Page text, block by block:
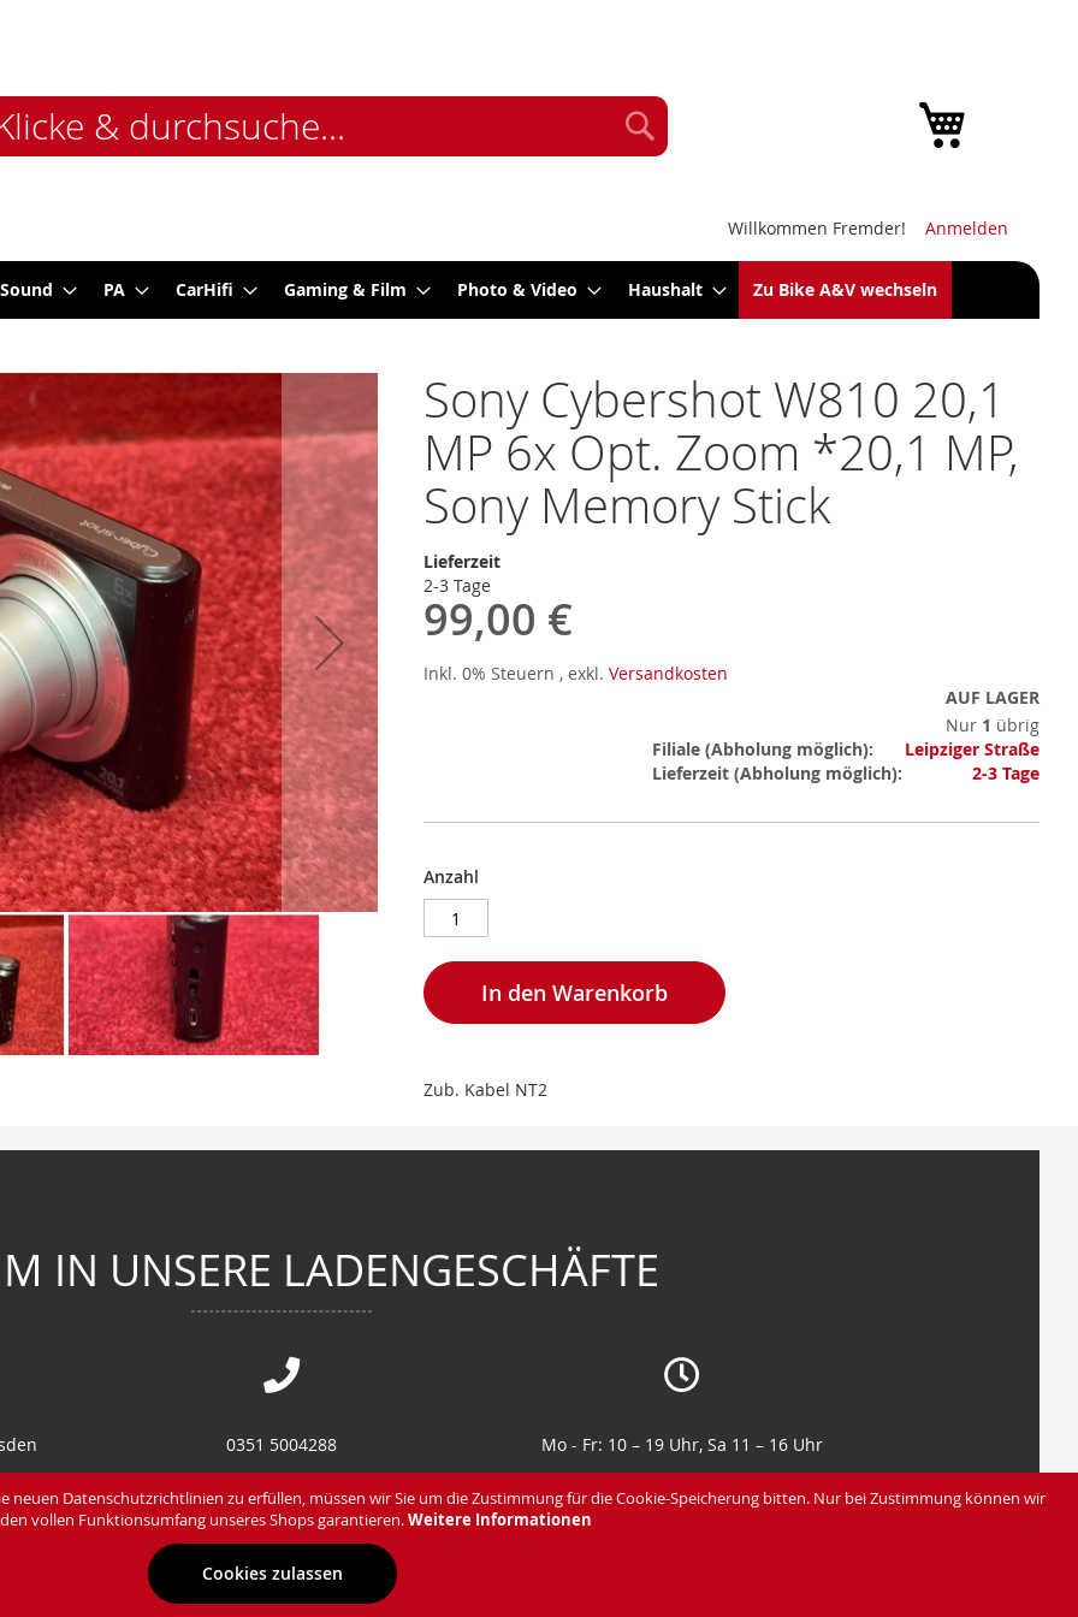
neuen Datenschutzrichtlinien zu erfüllen, müssen wir Sie um die Zustimmung für die Cookie-Speicherung bitten. Nur bei Zustimmung können wir
vollen Funktionsumfang unseres Shops garantieren.Weitere Informationen
Cookies zulassen
Willkommen Fremder! Anmelden
PA CarHifi Gaming & Film Photo & Video Haushalt Zu Bike A&V wechseln
Sony Cybershot W810 20,1
MP 6x Opt. Zoom *20,1 MP,
Sony Memory Stick
Lieferzeit
2-3 Tage
99,00 €
Inkl. 0% Steuern , exkl. Versandkosten
AUF LAGER
Nur 1 übrig
Mehr
Informationen
Filiale
Leipziger Straße
Lieferzeit
2-3 Tage
Anzahl
In den Warenkorb
Zub. Kabel NT2
IN UNSERE LADENGESCHÄFTE
0351 5004288
0351 8582870
Mo - Fr: 10 – 19 Uhr, Sa 11 – 16 Uhr
Mo - Fr: 10 – 19 Uhr, Sa 11 – 16 Uhr
Zahlung & Lieferung